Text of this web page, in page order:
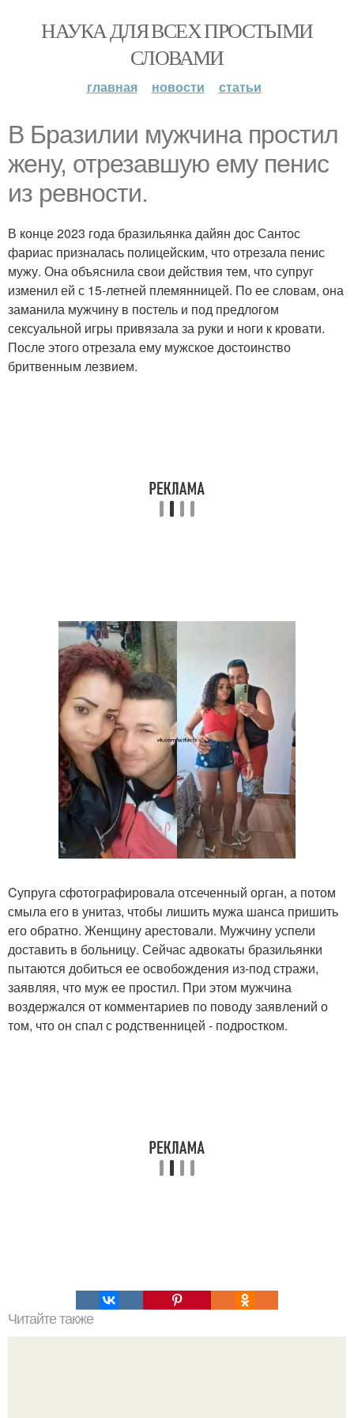
НАУКА ДЛЯ ВСЕХ ПРОСТЫМИ
СЛОВАМИ
главная новости статьи
В Бразилии мужчина простил
жену, отрезавшую ему пенис
из ревности.
В конце 2023 года бразильянка дайян дос Сантос
фариас призналась полицейским, что отрезала пенис
мужу. Она объяснила свои действия тем, что супруг
изменил ей с 15-летней племянницей. По ее словам, она
заманила мужчину в постель и под предлогом
сексуальной игры привязала за руки и ноги к кровати.
После этого отрезала ему мужское достоинство
бритвенным лезвием.
Cупруга сфотографировала отсеченный орган, а потом
смыла его в унитаз, чтобы лишить мужа шанса пришить
его обратно. Женщину арестовали. Мужчину успели
доставить в больницу. Сейчас адвокаты бразильянки
пытаются добиться ее освобождения из-под стражи,
заявляя, что муж ее простил. При этом мужчина
воздержался от комментариев по поводу заявлений о
том, что он спал с родственницей - подростком.
Читайте также